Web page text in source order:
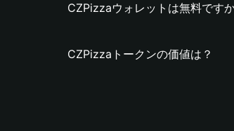
CZPizzaウォレットは無料です
CZPizzaトークンの価値は？